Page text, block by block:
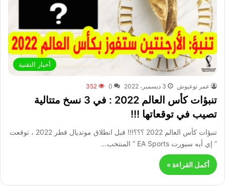
أخبار التقنية
عمر توعيوش 3 ديسمبر، 2022 0
352
تنبؤات كأس العالم 2022 : في 3 نسخ متتالية
تصيب في توقعاتها !!!
تنبؤات كأس العالم 2022 ؟؟؟!!! قبل انطلاق مونديال قطر 2022 ، توقعت
” إي أيه سبورت EA Sports ” المنتخب…
أكمل القراءة »